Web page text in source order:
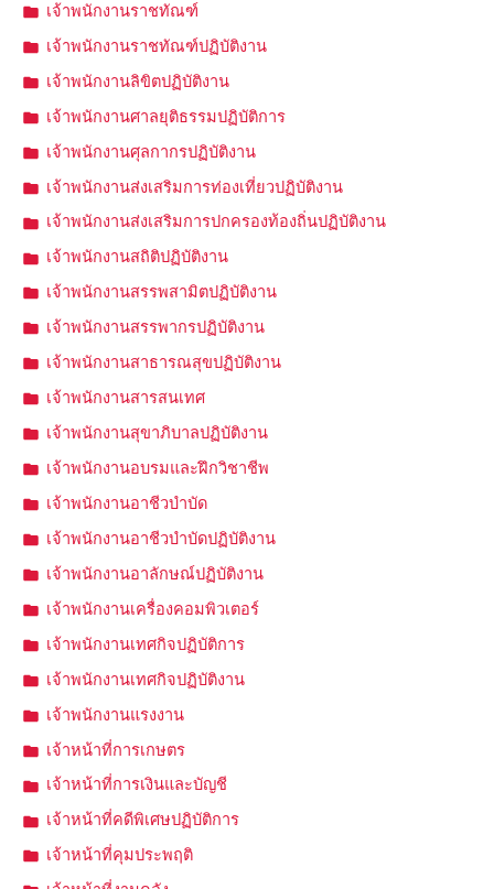
เจ้าพนักงานราชทัณฑ์
เจ้าพนักงานราชทัณฑ์ปฏิบัติงาน
เจ้าพนักงานลิขิตปฏิบัติงาน
เจ้าพนักงานศาลยุติธรรมปฏิบัติการ
เจ้าพนักงานศุลกากรปฏิบัติงาน
เจ้าพนักงานส่งเสริมการท่องเที่ยวปฏิบัติงาน
เจ้าพนักงานส่งเสริมการปกครองท้องถิ่นปฏิบัติงาน
เจ้าพนักงานสถิติปฏิบัติงาน
เจ้าพนักงานสรรพสามิตปฏิบัติงาน
เจ้าพนักงานสรรพากรปฏิบัติงาน
เจ้าพนักงานสาธารณสุขปฏิบัติงาน
เจ้าพนักงานสารสนเทศ
เจ้าพนักงานสุขาภิบาลปฏิบัติงาน
เจ้าพนักงานอบรมและฝึกวิชาชีพ
เจ้าพนักงานอาชีวบำบัด
เจ้าพนักงานอาชีวบำบัดปฏิบัติงาน
เจ้าพนักงานอาลักษณ์ปฏิบัติงาน
เจ้าพนักงานเครื่องคอมพิวเตอร์
เจ้าพนักงานเทศกิจปฏิบัติการ
เจ้าพนักงานเทศกิจปฏิบัติงาน
เจ้าพนักงานแรงงาน
เจ้าหน้าที่การเกษตร
เจ้าหน้าที่การเงินและบัญชี
เจ้าหน้าที่คดีพิเศษปฏิบัติการ
เจ้าหน้าที่คุมประพฤติ